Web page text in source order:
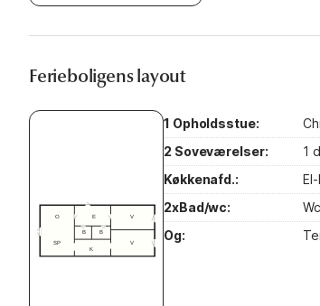
Ferieboligens layout
1 Opholdsstue:
2 Soveværelser:
1
Køkkenafd.:
2xBad/wc:
Og: